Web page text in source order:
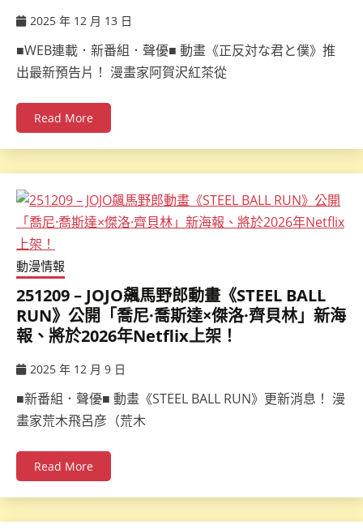
2025 年 12 月 13 日
■WEB連載．新番組．聲優■ 動畫《正反対な君と僕》推
出最新預告片！ 漫畫家阿賀沢紅茶從
Read More
動漫情報
251209 – JOJO飆馬野郎動畫《STEEL BALL
RUN》公開「喬尼·喬斯達×傑洛·齊貝林」新海
報、將於2026年Netflix上架！
2025 年 12 月 9 日
■新番組．聲優■ 動畫《STEEL BALL RUN》更新消息！ 漫
畫家荒木飛呂彦（荒木
Read More